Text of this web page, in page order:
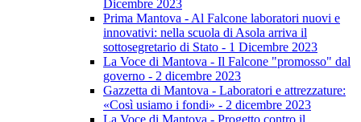
Dicembre 2023
Prima Mantova - Al Falcone laboratori nuovi e
innovativi: nella scuola di Asola arriva il
sottosegretario di Stato - 1 Dicembre 2023
La Voce di Mantova - Il Falcone "promosso" dal
governo - 2 dicembre 2023
Gazzetta di Mantova - Laboratori e attrezzature:
«Così usiamo i fondi» - 2 dicembre 2023